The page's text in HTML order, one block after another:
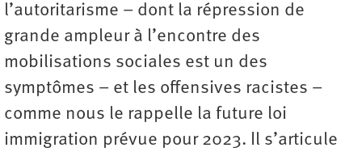
l’autoritarisme – dont la répression de
grande ampleur à l’encontre des
mobilisations sociales est un des
symptômes – et les offensives racistes –
comme nous le rappelle la future loi
immigration prévue pour 2023. Il s’articule